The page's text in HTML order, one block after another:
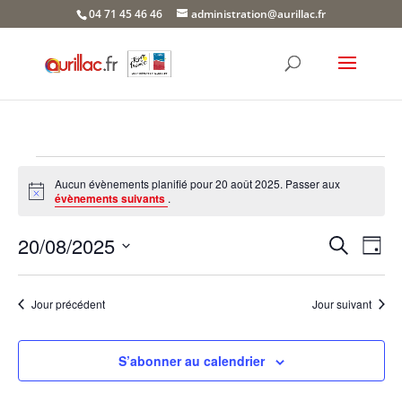
04 71 45 46 46 administration@aurillac.fr
Évènements
for
août
2025
Notice
Aucun évènements planifié pour 20 août 2025. Passer aux
évènements suivants .
et
de
vues
Recherche
de
Jour
20/08/2025
date.Jour précédent Jour suivant
S’abonner au calendrier